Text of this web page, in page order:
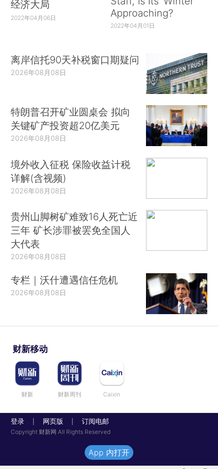
经济大局
2022年04月06日
Approaching?
2022年04月01日
离岸信托90天补税窗口期疑问
2026年08月08日
特朗普召开矿业圆桌会 拟向
关键矿产投资超20亿美元
2026年08月08日
境外收入征税 保险收益计税
详解(含视频)
2026年08月08日
贵州山脚树矿难致16人死亡近
三年 矿长涉罪被罢免全国人
大代表
2026年08月08日
专栏｜沃什遭遇信任危机
2026年08月08日
财新移动
财新 财新周刊 Caixin
登录 网页版 订阅电邮
Copyright 财新网 All Rights Reserved
App 内打开